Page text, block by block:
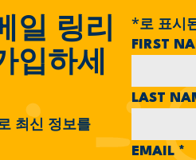
일 링리
입하세
최신 정보를
*로 표시
FIRST
LAST
EMAIL*